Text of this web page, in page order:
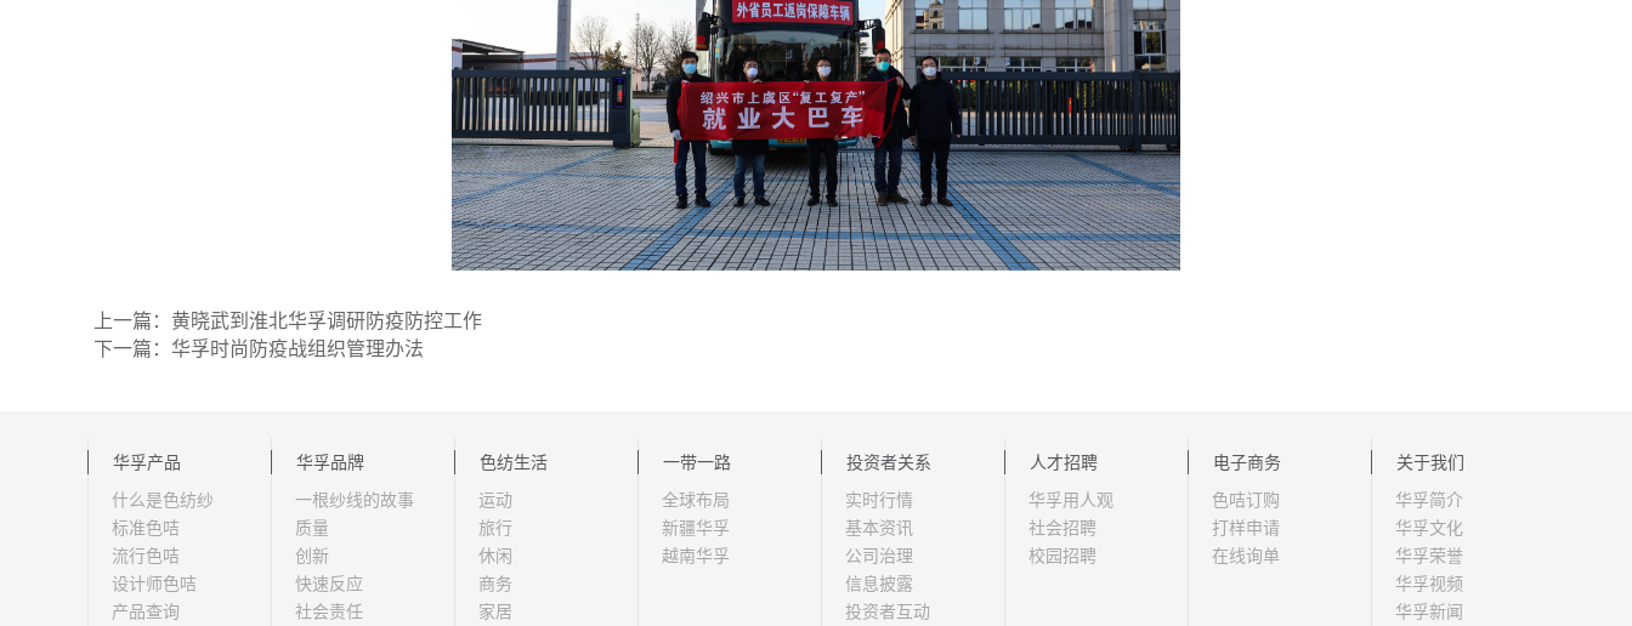
上一篇：黄晓武到淮北华孚调研防疫防控工作
下一篇：华孚时尚防疫战组织管理办法
华孚产品
什么是色纺纱
标准色咭
流行色咭
设计师色咭
产品查询
华孚品牌
一根纱线的故事
质量
创新
快速反应
社会责任
色纺生活
运动
旅行
休闲
商务
家居
一带一路
全球布局
新疆华孚
越南华孚
投资者关系
实时行情
基本资讯
公司治理
信息披露
投资者互动
人才招聘
华孚用人观
社会招聘
校园招聘
电子商务
色咭订购
打样申请
在线询单
关于我们
华孚简介
华孚文化
华孚荣誉
华孚视频
华孚新闻